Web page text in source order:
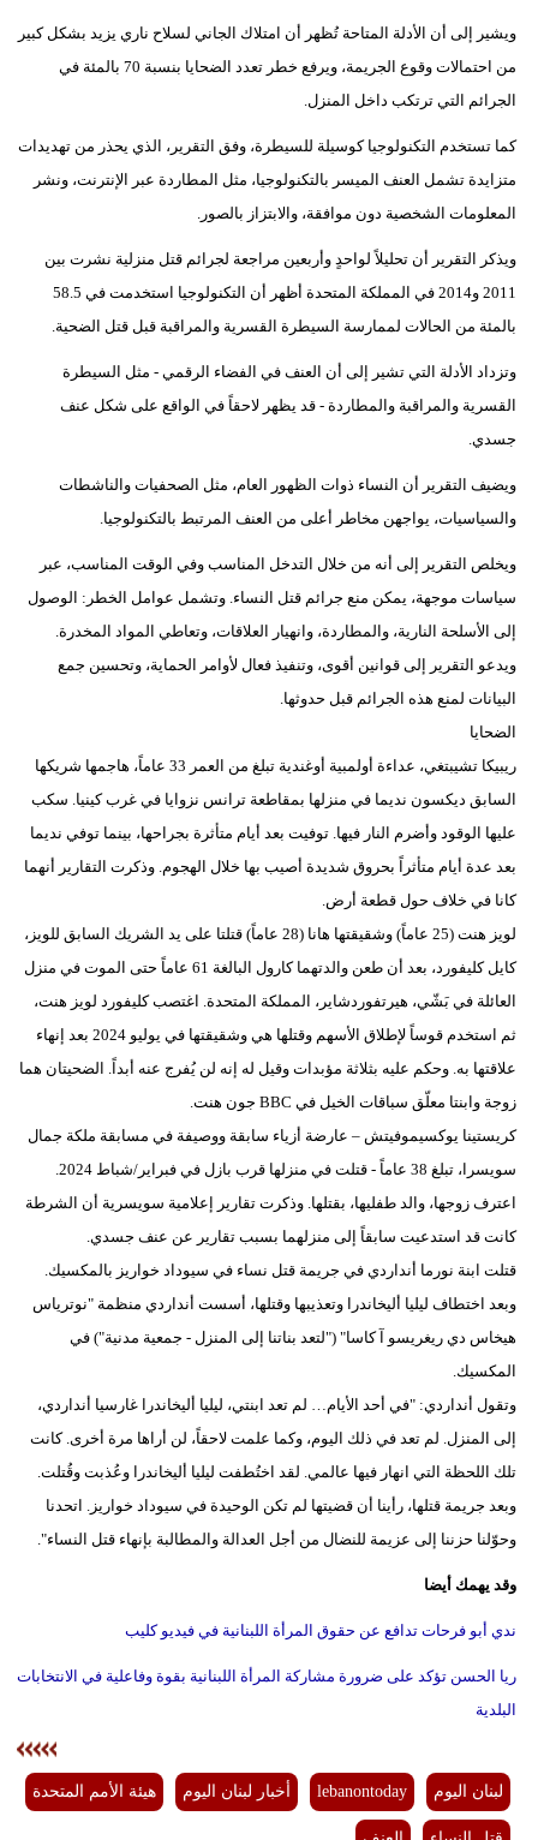
ويشير إلى أن الأدلة المتاحة تُظهر أن امتلاك الجاني لسلاح ناري يزيد بشكل كبير
من احتمالات وقوع الجريمة، ويرفع خطر تعدد الضحايا بنسبة 70 بالمئة في
الجرائم التي ترتكب داخل المنزل.
كما تستخدم التكنولوجيا كوسيلة للسيطرة، وفق التقرير، الذي يحذر من تهديدات
متزايدة تشمل العنف الميسر بالتكنولوجيا، مثل المطاردة عبر الإنترنت، ونشر
المعلومات الشخصية دون موافقة، والابتزاز بالصور.
ويذكر التقرير أن تحليلاً لواحدٍ وأربعين مراجعة لجرائم قتل منزلية نشرت بين
2011 و2014 في المملكة المتحدة أظهر أن التكنولوجيا استخدمت في 58.5
بالمئة من الحالات لممارسة السيطرة القسرية والمراقبة قبل قتل الضحية.
وتزداد الأدلة التي تشير إلى أن العنف في الفضاء الرقمي - مثل السيطرة
القسرية والمراقبة والمطاردة - قد يظهر لاحقاً في الواقع على شكل عنف
جسدي.
ويضيف التقرير أن النساء ذوات الظهور العام، مثل الصحفيات والناشطات
والسياسيات، يواجهن مخاطر أعلى من العنف المرتبط بالتكنولوجيا.
ويخلص التقرير إلى أنه من خلال التدخل المناسب وفي الوقت المناسب، عبر
سياسات موجهة، يمكن منع جرائم قتل النساء. وتشمل عوامل الخطر: الوصول
إلى الأسلحة النارية، والمطاردة، وانهيار العلاقات، وتعاطي المواد المخدرة.
ويدعو التقرير إلى قوانين أقوى، وتنفيذ فعال لأوامر الحماية، وتحسين جمع
البيانات لمنع هذه الجرائم قبل حدوثها.
الضحايا
ريبيكا تشيبتغي، عداءة أولمبية أوغندية تبلغ من العمر 33 عاماً، هاجمها شريكها
السابق ديكسون نديما في منزلها بمقاطعة ترانس نزوايا في غرب كينيا. سكب
عليها الوقود وأضرم النار فيها. توفيت بعد أيام متأثرة بجراحها، بينما توفي نديما
بعد عدة أيام متأثراً بحروق شديدة أصيب بها خلال الهجوم. وذكرت التقارير أنهما
كانا في خلاف حول قطعة أرض.
لويز هنت (25 عاماً) وشقيقتها هانا (28 عاماً) قتلتا على يد الشريك السابق للويز،
كايل كليفورد، بعد أن طعن والدتهما كارول البالغة 61 عاماً حتى الموت في منزل
العائلة في بَشّي، هيرتفوردشاير، المملكة المتحدة. اغتصب كليفورد لويز هنت،
ثم استخدم قوساً لإطلاق الأسهم وقتلها هي وشقيقتها في يوليو 2024 بعد إنهاء
علاقتها به. وحكم عليه بثلاثة مؤبدات وقيل له إنه لن يُفرج عنه أبداً. الضحيتان هما
زوجة وابنتا معلّق سباقات الخيل في BBC جون هنت.
كريستينا يوكسيموفيتش – عارضة أزياء سابقة ووصيفة في مسابقة ملكة جمال
سويسرا، تبلغ 38 عاماً - قتلت في منزلها قرب بازل في فبراير/شباط 2024.
اعترف زوجها، والد طفليها، بقتلها. وذكرت تقارير إعلامية سويسرية أن الشرطة
كانت قد استدعيت سابقاً إلى منزلهما بسبب تقارير عن عنف جسدي.
قتلت ابنة نورما أنداردي في جريمة قتل نساء في سيوداد خواريز بالمكسيك.
وبعد اختطاف ليليا أليخاندرا وتعذيبها وقتلها، أسست أنداردي منظمة "نوترياس
هيخاس دي ريغريسو آ كاسا" ("لتعد بناتنا إلى المنزل - جمعية مدنية") في
المكسيك.
وتقول أنداردي: "في أحد الأيام… لم تعد ابنتي، ليليا أليخاندرا غارسيا أنداردي،
إلى المنزل. لم تعد في ذلك اليوم، وكما علمت لاحقاً، لن أراها مرة أخرى. كانت
تلك اللحظة التي انهار فيها عالمي. لقد اختُطفت ليليا أليخاندرا وعُذبت وقُتلت.
وبعد جريمة قتلها، رأينا أن قضيتها لم تكن الوحيدة في سيوداد خواريز. اتحدنا
وحوّلنا حزننا إلى عزيمة للنضال من أجل العدالة والمطالبة بإنهاء قتل النساء".
وقد يهمك أيضا
ندي أبو فرحات تدافع عن حقوق المرأة اللبنانية في فيديو كليب
ريا الحسن تؤكد على ضرورة مشاركة المرأة اللبنانية بقوة وفاعلية في الانتخابات
البلدية
لبنان اليوم lebanontoday أخبار لبنان اليوم هيئة الأمم المتحدة